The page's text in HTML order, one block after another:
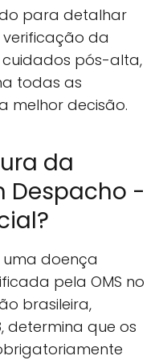
para detalhar
da
pós-alta,
todas as
melhor decisão.
da
Despacho -
doença
pela OMS no
brasileira,
determina que os